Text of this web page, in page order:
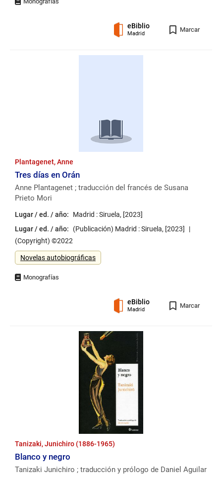
eBiblio
Madrid
Marcar
Plantagenet, Anne
Tres días en Orán
Anne Plantagenet ; traducción del francés de Susana
Prieto Mori
Lugar / ed. / año:
Madrid : Siruela, [2023]
Lugar / ed. / año:
(Publicación) Madrid : Siruela, [2023]
(Copyright) ©2022
Género
Novelas autobiográficas
eBiblio
Madrid
Marcar
Tanizaki, Junichiro (1886-1965)
Blanco y negro
Tanizaki Junichiro ; traducción y prólogo de Daniel Aguilar